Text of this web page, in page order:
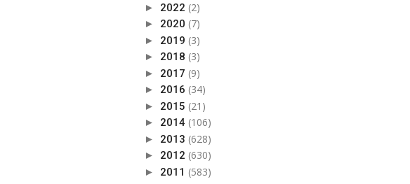
► 2022 (2)
► 2020 (7)
► 2019 (3)
► 2018 (3)
► 2017 (9)
► 2016 (34)
► 2015 (21)
► 2014 (106)
► 2013 (628)
► 2012 (630)
► 2011 (583)